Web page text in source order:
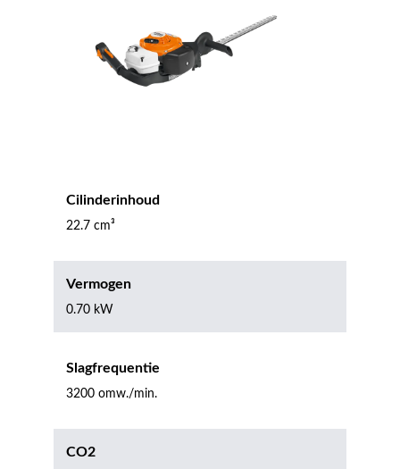
Cilinderinhoud
22.7 cm³
Vermogen
0.70 kW
Slagfrequentie
3200 omw./min.
CO2